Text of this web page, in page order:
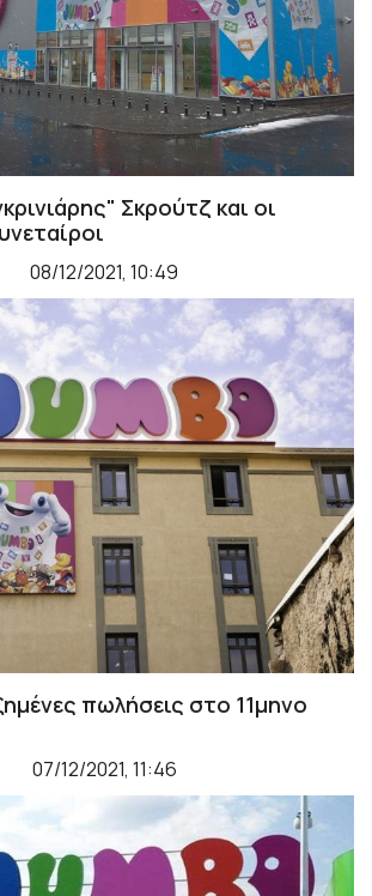
Σκρούτζ και οι
08/12/2021, 10:49
πωλήσεις στο 11μηνο
07/12/2021, 11:46